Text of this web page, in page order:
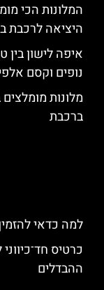
המלונות הכי
היציאה לרכבת
איפה לישון בין
נופים וקסם
מלונות
ברכבת
למה כדאי
כרטיס
ההבדלים